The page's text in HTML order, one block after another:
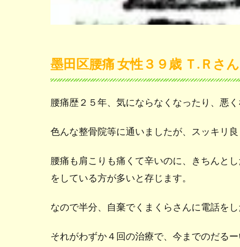
墨田区腰痛 女性３９歳 Ｔ.Ｒさん
腰痛歴２５年、気にならなくなったり、悪
色んな整骨院等に通いましたが、スッキリ
腰痛も肩こりも痛くて辛いのに、きちんと
をしている方が多いと存じます。
なので半分、自棄でくまくらさんに電話をし
それがわずか４回の治療で、今までのだる